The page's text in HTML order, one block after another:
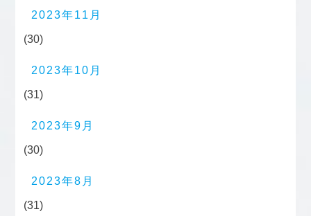
2023年11月
(30)
2023年10月
(31)
2023年9月
(30)
2023年8月
(31)